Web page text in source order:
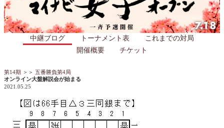
中継ブログ トーナメント表
これまでの対局
開催概要
チケット
第14期 ＞＞ 五番勝負第4局
オンライン大盤解説会が始まる
2021.05.25